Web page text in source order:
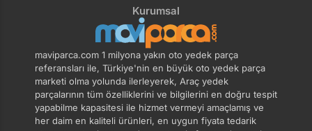
Kurumsal
maviparca.com 1 milyona yakın oto yedek parça
referansları ile, Türkiye'nin en büyük oto yedek parça
marketi olma yolunda ilerleyerek, Araç yedek
parçalarının tüm özelliklerini ve bilgilerini en doğru tespit
yapabilme kapasitesi ile hizmet vermeyi amaçlamış ve
her daim en kaliteli ürünleri, en uygun fiyata tedarik